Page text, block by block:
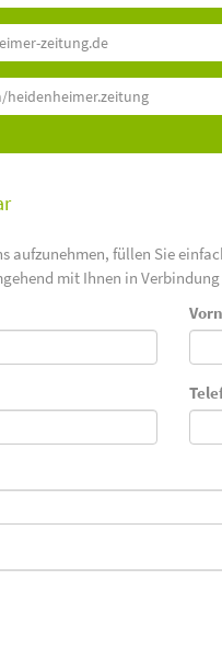
zeitung.de
heidenheimer.zeitung
aufzunehmen, füllen Sie
mit Ihnen in